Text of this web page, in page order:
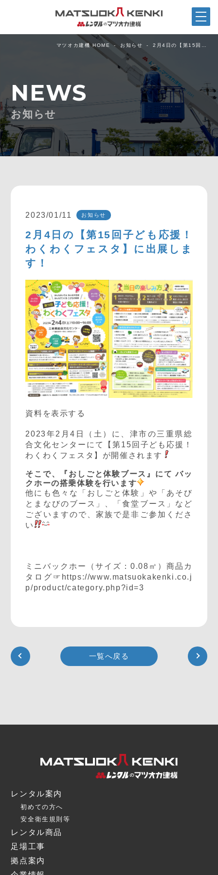
マツオカ建機 HOME お知らせ 2月4日の【第15回…
NEWS
お知らせ
2023/01/11 お知らせ
2月4日の【第15回子ども応援！
わくわくフェスタ】に出展しま
す！
資料を表示する
2023年2月4日（土）に、津市の三重県総
合文化センターにて【第15回子ども応援！
わくわくフェスタ】が開催されます
そこで、『おしごと体験ブース』にてバッ
クホーの搭乗体験を行います
他にも色々な「おしごと体験」や「あそび
とまなびのブース」、「食堂ブース」など
ございますので、家族で是非ご参加くださ
い
ミニバックホー（サイズ：0.08㎥）商品カ
タログ☞ https://www.matsuokakenki.co.j
p/product/category.php?id=3
一覧へ戻る
レンタル案内
初めての方へ
安全衛生規則等
レンタル商品
足場工事
拠点案内